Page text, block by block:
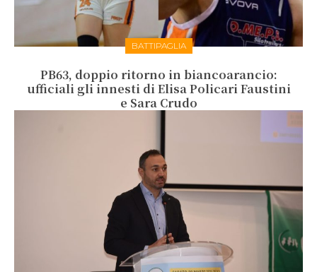
BATTIPAGLIA
PB63, doppio ritorno in biancoarancio:
ufficiali gli innesti di Elisa Policari Faustini
e Sara Crudo